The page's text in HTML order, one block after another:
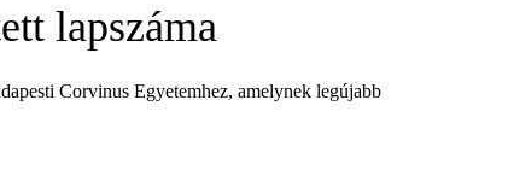
lapszáma
Corvinus Egyetemhez, amelynek legújabb